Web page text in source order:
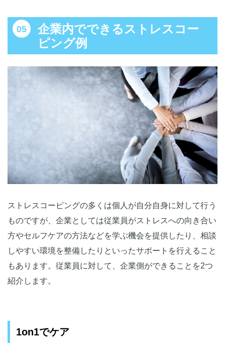
企業内でできるストレスコー
ピング例
ストレスコーピングの多くは個人が自分自身に対して行う
ものですが、企業としては従業員がストレスへの向き合い
方やセルフケアの方法などを学ぶ機会を提供したり、相談
しやすい環境を整備したりといったサポートを行えること
もあります。従業員に対して、企業側ができることを2つ
紹介します。
1on1でケア